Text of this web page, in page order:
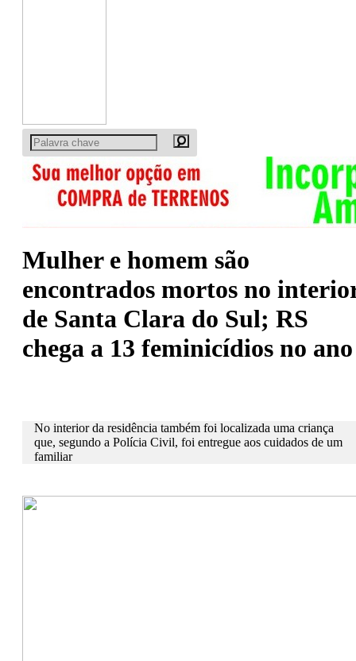
Mulher e homem são
encontrados mortos no
de Santa Clara do Sul; RS
chega a 13 feminicídios no ano
No interior da residência também foi localizada uma criança
que, segundo a Polícia Civil, foi entregue aos cuidados de um
familiar